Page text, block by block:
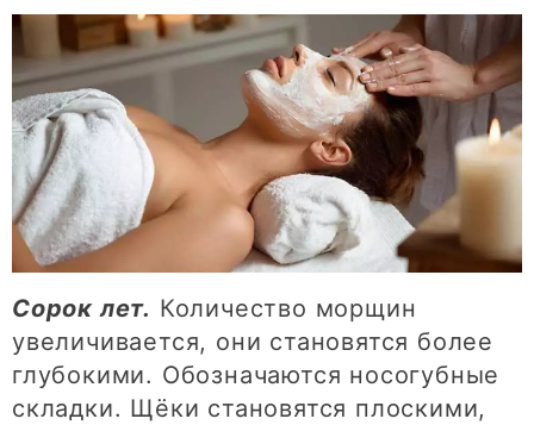
Сорок лет. Количество морщин
увеличивается, они становятся более
глубокими. Обозначаются носогубные
складки. Щёки становятся плоскими,